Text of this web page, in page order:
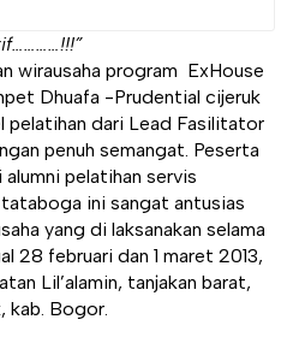
wirausaha program ExHouse
Dhuafa -Prudential cijeruk
dari Lead Fasilitator
penuh semangat. Peserta
pelatihan servis
ini sangat antusias
yang di laksanakan selama
28 februari dan 1 maret 2013,
Lil’alamin, tanjakan barat,
kab. Bogor.